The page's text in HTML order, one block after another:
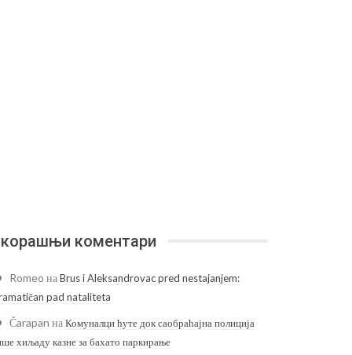
коментари
Romeo наBrus i Aleksandrovac pred nestajanjem:
pad nataliteta
Čarapan наКомуналци ћуте док саобраћајна полиција
хиљаду казне за бахато паркирање